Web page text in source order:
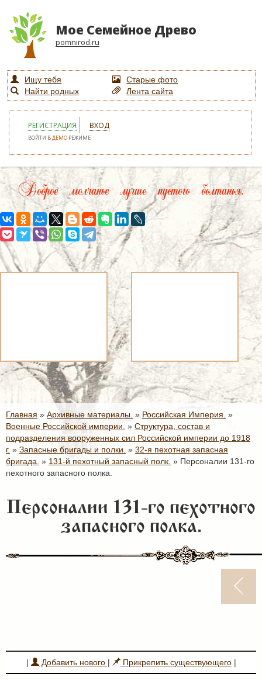
Мое Семейное Древо
pomnirod.ru
Ищу тебя
Старые фото
Найти родных
Лента сайта
РЕГИСТРАЦИЯ ВХОД
ВОЙТИ ВДЕМО РЕЖИМЕ
Доброе молчанье лучше пустого болтанья.
Главная » Архивные материалы. » Российская Империя. »
Военные Российской империи. » Структура, состав и
подразделения вооруженных сил Российской империи до 1918
г. » Запасные бригады и полки. » 32-я пехотная запасная
бригада. » 131-й пехотный запасный полк. » Персоналии 131-го
пехотного запасного полка.
Персоналии 131-го пехотного
запасного полка.
| Добавить нового | Прикрепить существующего|